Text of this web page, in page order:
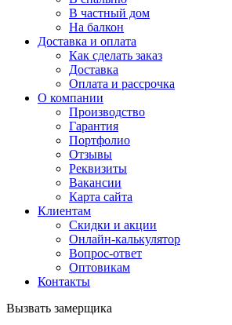
В частный дом
На балкон
Доставка и оплата
Как сделать заказ
Доставка
Оплата и рассрочка
О компании
Производство
Гарантия
Портфолио
Отзывы
Реквизиты
Вакансии
Карта сайта
Клиентам
Скидки и акции
Онлайн-калькулятор
Вопрос-ответ
Оптовикам
Контакты
Вызвать замерщика